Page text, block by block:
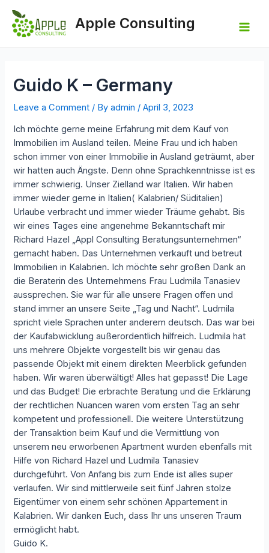
content
Apple Consulting
Guido K – Germany
Leave a Comment / Byadmin /April 3, 2023
Ich möchte gerne meine Erfahrung mit dem Kauf von
Immobilien im Ausland teilen. Meine Frau und ich haben
schon immer von einer Immobilie in Ausland geträumt, aber
wir hatten auch Ängste. Denn ohne Sprachkenntnisse ist es
immer schwierig. Unser Zielland war Italien. Wir haben
immer wieder gerne in Italien( Kalabrien/ Süditalien)
Urlaube verbracht und immer wieder Träume gehabt. Bis
wir eines Tages eine angenehme Bekanntschaft mir
Richard Hazel „Appl Consulting Beratungsunternehmen“
gemacht haben. Das Unternehmen verkauft und betreut
Immobilien in Kalabrien. Ich möchte sehr großen Dank an
die Beraterin des Unternehmens Frau Ludmila Tanasiev
aussprechen. Sie war für alle unsere Fragen offen und
stand immer an unsere Seite „Tag und Nacht“. Ludmila
spricht viele Sprachen unter anderem deutsch. Das war bei
der Kaufabwicklung außerordentlich hilfreich. Ludmila hat
uns mehrere Objekte vorgestellt bis wir genau das
passende Objekt mit einem direkten Meerblick gefunden
haben. Wir waren überwältigt! Alles hat gepasst! Die Lage
und das Budget! Die erbrachte Beratung und die Erklärung
der rechtlichen Nuancen waren vom ersten Tag an sehr
kompetent und professionell. Die weitere Unterstützung
der Transaktion beim Kauf und die Vermittlung von
unserem neu erworbenen Apartment wurden ebenfalls mit
Hilfe von Richard Hazel und Ludmila Tanasiev
durchgeführt. Von Anfang bis zum Ende ist alles super
verlaufen. Wir sind mittlerweile seit fünf Jahren stolze
Eigentümer von einem sehr schönen Appartement in
Kalabrien. Wir danken Euch, dass Ihr uns unseren Traum
ermöglicht habt.
Guido K.